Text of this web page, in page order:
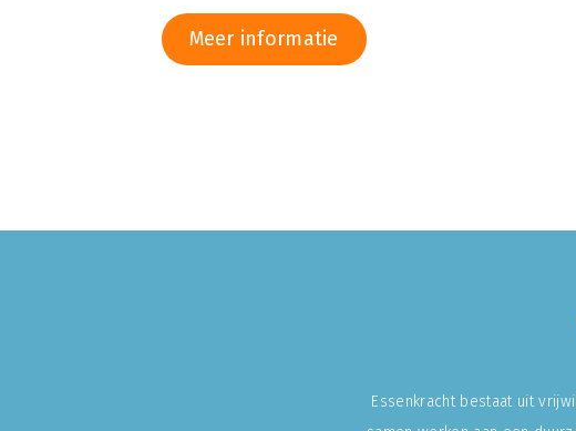
Meer informatie
Essenkracht bestaat uit